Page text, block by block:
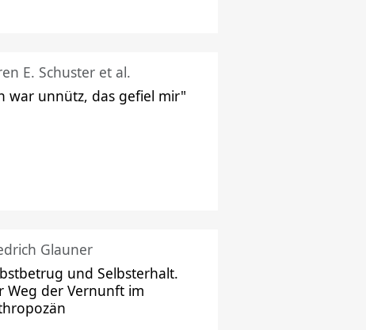
E. Schuster et al.
war unnütz, das gefiel mir"
Glauner
und Selbsterhalt.
Weg der Vernunft im